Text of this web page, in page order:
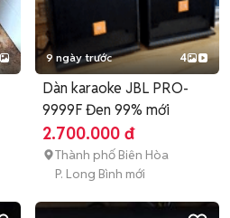
9 ngày trước 4
Dàn karaoke JBL PRO-
9999F Đen 99% mới
2.700.000 đ
Thành phố Biên Hòa
P. Long Bình mới